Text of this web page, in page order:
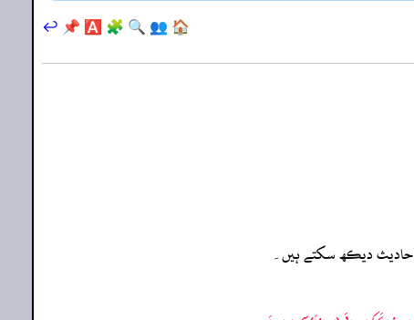
🏠
👥
🔍
🧩
🅰️
📌
↩️
احادیث دیکھ سکتے ہیں۔